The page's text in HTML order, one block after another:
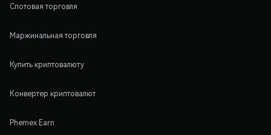
Спотовая торговля
Маржинальная торговля
Купить криптовалюту
Конвертер криптовалют
Phemex Earn